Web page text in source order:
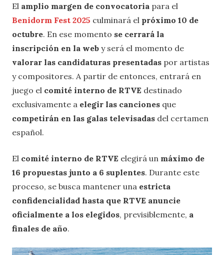
El amplio margen de convocatoria para el
Benidorm Fest 2025 culminará el próximo 10 de
octubre. En ese momento se cerrará la
inscripción en la web y será el momento de
valorar las candidaturas presentadas por artistas
y compositores. A partir de entonces, entrará en
juego el comité interno de RTVE destinado
exclusivamente a elegir las canciones que
competirán en las galas televisadas del certamen
español.
El comité interno de RTVE elegirá un máximo de
16 propuestas junto a 6 suplentes. Durante este
proceso, se busca mantener una estricta
confidencialidad hasta que RTVE anuncie
oficialmente a los elegidos, previsiblemente, a
finales de año.